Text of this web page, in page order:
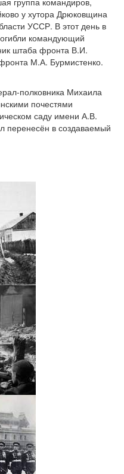
у хутора Дрюковщина
УССР. В этот день в
командующий
штаба фронта В.И.
М.А. Бурмистенко.
полковника Михаила
почестями
саду имени А.В.
перенесён в создаваемый